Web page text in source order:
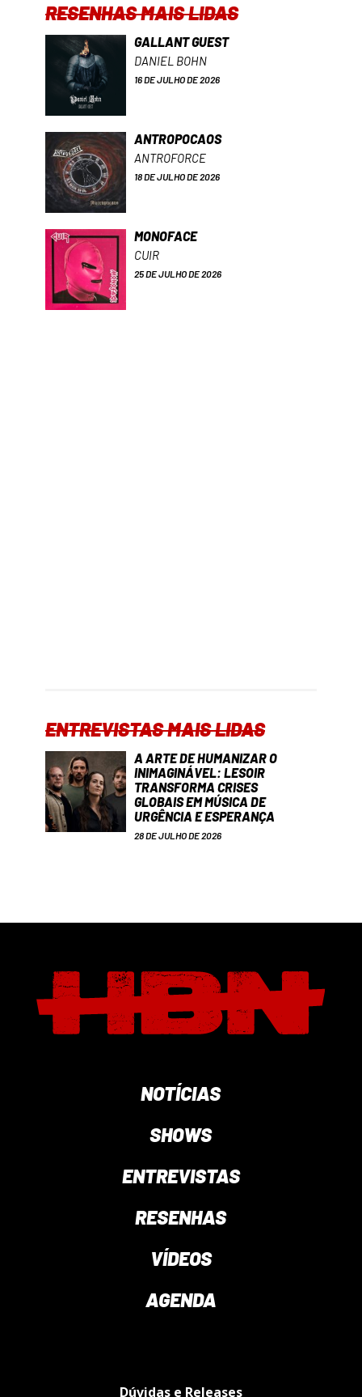
RESENHAS MAIS LIDAS
GALLANT GUEST
DANIEL BOHN
16 DE JULHO DE 2026
ANTROPOCAOS
ANTROFORCE
18 DE JULHO DE 2026
MONOFACE
CUIR
25 DE JULHO DE 2026
ENTREVISTAS MAIS LIDAS
A ARTE DE HUMANIZAR O
INIMAGINÁVEL: LESOIR
TRANSFORMA CRISES
GLOBAIS EM MÚSICA DE
URGÊNCIA E ESPERANÇA
28 DE JULHO DE 2026
NOTÍCIAS
SHOWS
ENTREVISTAS
RESENHAS
VÍDEOS
AGENDA
Dúvidas e Releases